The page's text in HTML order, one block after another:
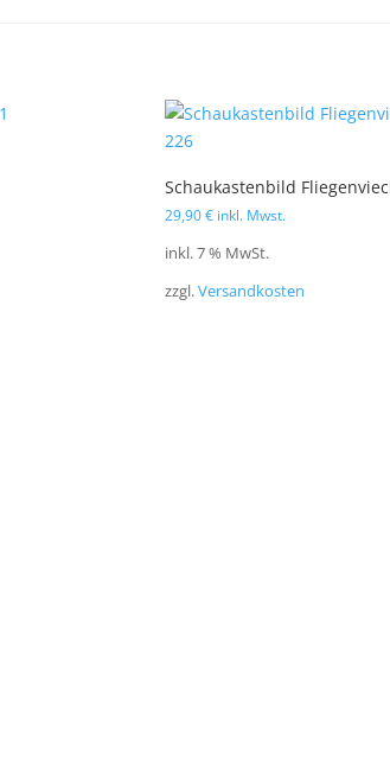
Schaukastenbild
29,90€ inkl. Mwst.
inkl. 7 % MwSt.
zzgl.Versandkosten